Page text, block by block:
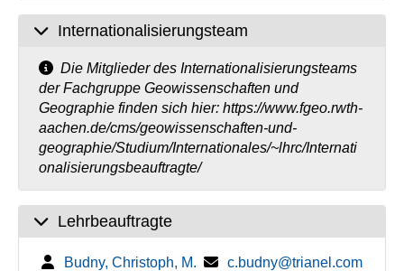
Internationalisierungsteam
Die Mitglieder des Internationalisierungsteams
der Fachgruppe Geowissenschaften und
Geographie finden sich hier: https://www.fgeo.rwth-
aachen.de/cms/geowissenschaften-und-
geographie/Studium/Internationales/~lhrc/Internati
onalisierungsbeauftragte/
Lehrbeauftragte
Budny, Christoph, M.
c.budny@trianel.com